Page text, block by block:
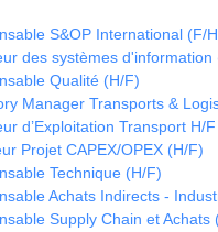
S&OP International (F/
des systèmes d'information
Qualité (H/F)
Manager Transports &
d’Exploitation Transport H/F
Projet CAPEX/OPEX (H/F)
Technique (H/F)
Achats Indirects -
Supply Chain et Achats